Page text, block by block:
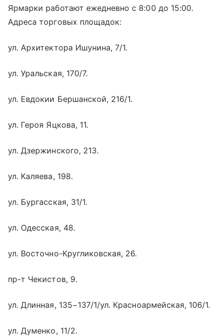
Ярмарки работают ежедневно с 8:00 до 15:00.
Адреса торговых площадок:
ул. Архитектора Ишунина, 7/1.
ул. Уральская, 170/7.
ул. Евдокии Бершанской, 216/1.
ул. Героя Яцкова, 11.
ул. Дзержинского, 213.
ул. Каляева, 198.
ул. Бургасская, 31/1.
ул. Одесская, 48.
ул. Восточно-Кругликовская, 26.
пр-т Чекистов, 9.
ул. Длинная, 135−137/1/ул. Красноармейская, 106/1.
ул. Думенко, 11/2.